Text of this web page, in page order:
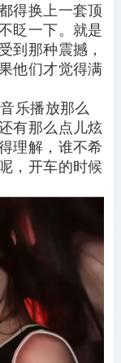
得换上一套顶
眨一下。就是
到那种震撼，
他们才觉得满
乐播放那么
有那么点儿炫
理解，谁不希
，开车的时候